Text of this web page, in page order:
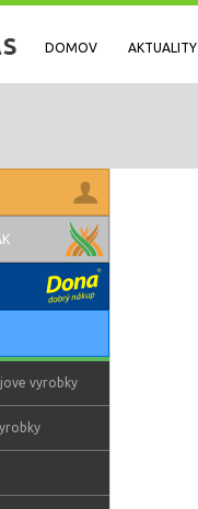
DOMOV AKTUALITY
vyrobky